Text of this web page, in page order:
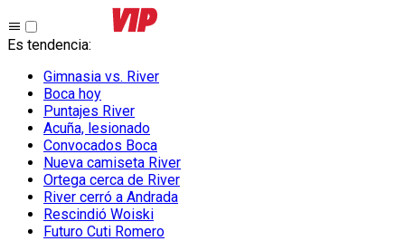
Es tendencia:
Gimnasia vs. River
Boca hoy
Puntajes River
Acuña, lesionado
Convocados Boca
Nueva camiseta River
Ortega cerca de River
River cerró a Andrada
Rescindió Woiski
Futuro Cuti Romero